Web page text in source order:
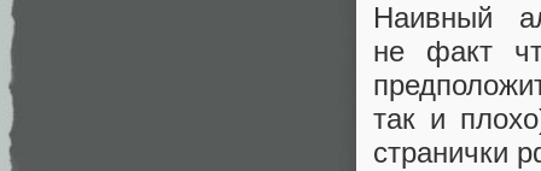
Наивный
не факт
так и
странички